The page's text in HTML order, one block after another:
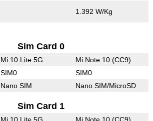
1.392 W/Kg
Sim Card 0
Mi 10 Lite 5G Mi Note 10 (CC9)
SIM0 SIM0
Nano SIM Nano SIM/MicroSD
Sim Card 1